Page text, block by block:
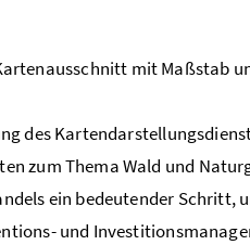
mit Maßstab
des
zum Thema Wald und
ein bedeutender Schritt,
und